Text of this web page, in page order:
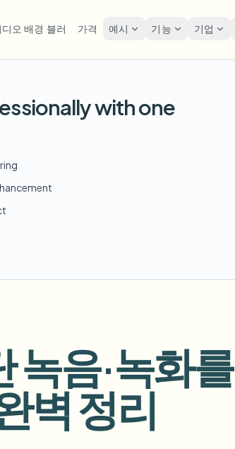
디오 배경 블러 가격 예시 기능 기업
번호판 블러 FAST
Auto-detect plates
Use a prompt or draw a box
음
AI
비디오 인텔리전스
Ask questions and get AI summaries
대량
차량,
기업 영
에코시스템
비디오 검색 및 이해 —
Free
얼굴 블러
Frame-by-frame face tracking
Dashcam & street footage
with one
녹음·녹화
벽 정리